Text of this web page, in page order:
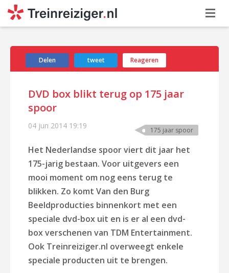
Delen tweet Reageren
DVD box blikt terug op 175 jaar
spoor
04 jun 2014 19:19 175 jaar spoor
Het Nederlandse spoor viert dit jaar het
175-jarig bestaan. Voor uitgevers een
mooi moment om nog eens terug te
blikken. Zo komt Van den Burg
Beeldproducties binnenkort met een
speciale dvd-box uit en is er al een dvd-
box verschenen van TDM Entertainment.
Ook Treinreiziger.nl overweegt enkele
speciale producten uit te brengen.